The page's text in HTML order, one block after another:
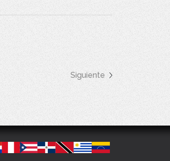
Siguiente